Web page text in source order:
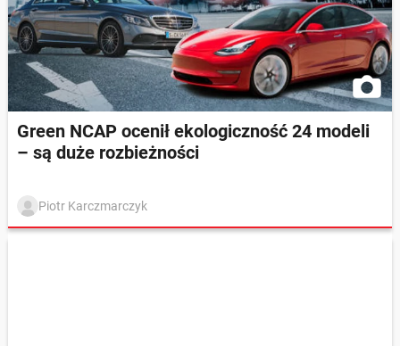
Green NCAP ocenił ekologiczność 24 modeli
– są duże rozbieżności
Piotr Karczmarczyk